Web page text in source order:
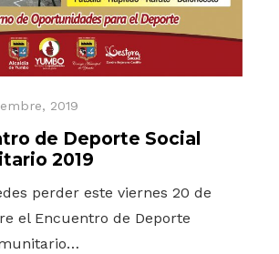
2019
de Deporte Social
2019
perder este viernes 20 de
el Encuentro de Deporte